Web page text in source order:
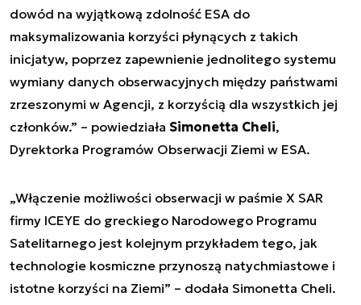
dowód na wyjątkową zdolność ESA do
maksymalizowania korzyści płynących z takich
inicjatyw, poprzez zapewnienie jednolitego systemu
wymiany danych obserwacyjnych między państwami
zrzeszonymi w Agencji, z korzyścią dla wszystkich jej
członków.” – powiedziała Simonetta Cheli,
Dyrektorka Programów Obserwacji Ziemi w ESA.
„Włączenie możliwości obserwacji w paśmie X SAR
firmy ICEYE do greckiego Narodowego Programu
Satelitarnego jest kolejnym przykładem tego, jak
technologie kosmiczne przynoszą natychmiastowe i
istotne korzyści na Ziemi” – dodała Simonetta Cheli.